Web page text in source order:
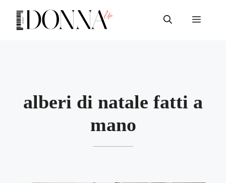
contenuto
Menu
alberi di natale fatti a
mano